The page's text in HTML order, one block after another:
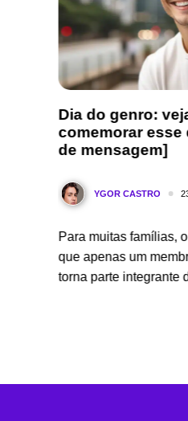
Dia do genro:
comemorar esse
de mensagem]
YGOR CASTRO
Para muitas famílias,
que apenas um
torna parte integrante